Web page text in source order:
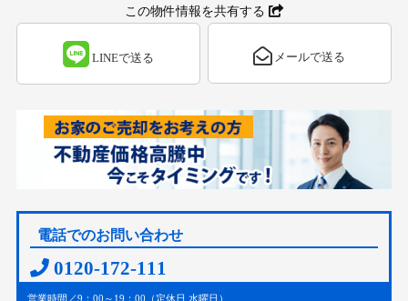
この物件情報を共有する
LINEで送る メールで送る
電話でのお問い合わせ
0120-172-111
営業時間／9：00～19：00（定休日 水曜日）